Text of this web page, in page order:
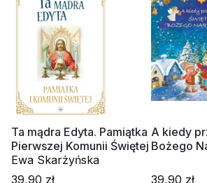
Ta mądra Edyta. Pamiątka
Pierwszej Komunii Świętej
Ewa Skarżyńska
39,90 zł
A kiedy
Bożego
39,90 zł